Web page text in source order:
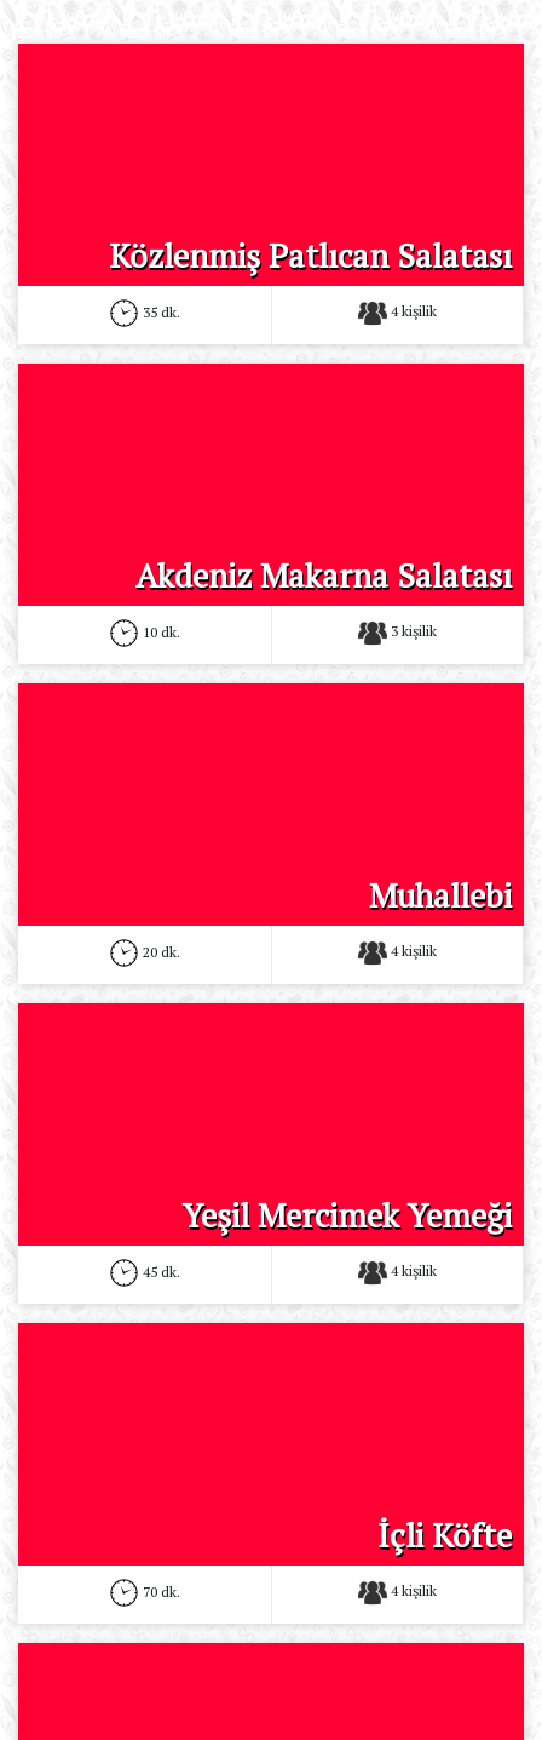
Közlenmiş Patlıcan Salatası
35 dk. 4 kişilik
Akdeniz Makarna Salatası
10 dk. 3 kişilik
Muhallebi
20 dk. 4 kişilik
Yeşil Mercimek Yemeği
45 dk. 4 kişilik
İçli Köfte
70 dk. 4 kişilik